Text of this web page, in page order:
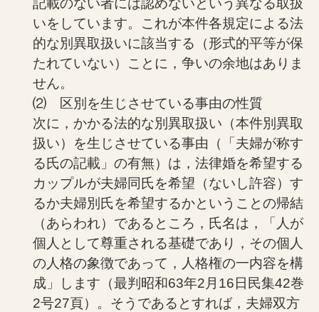
記載のない者には認めないという異なる取扱
いをしています。これが本件各規定による法
的な別異取扱いに該当する（形式的平等が保
たれていない）ことに，争いの余地はありま
せん。
⑵ 区別を生じさせている事由の性質
次に，かかる法的な別異取扱い（本件別異取
扱い）を生じさせている事由（「夫婦が称す
る氏の記載」の有無）は，法律婚を希望する
カップルが夫婦同氏を希望（ないし許容）す
るか夫婦別氏を希望するかということの帰結
（あらわれ）であるところ，氏名は，「人が
個人として尊重される基礎であり，その個人
の人格の象徴であって，人格権の一内容を構
成」します（最判昭和63年2月16日民集42巻
2号27頁）。そうであるとすれば，夫婦双方